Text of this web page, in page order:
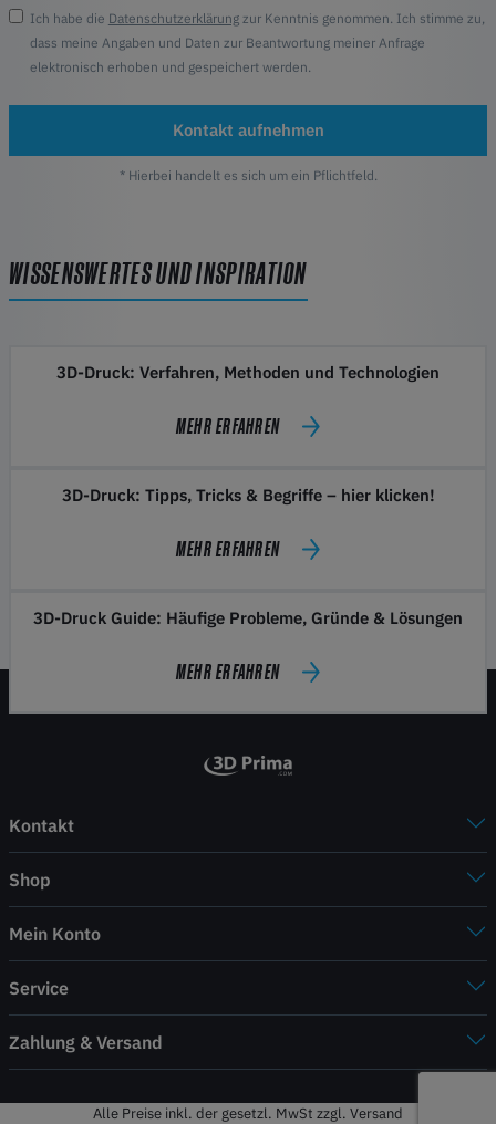
Ich habe die Datenschutzerklärungzur Kenntnis genommen. Ich stimme zu,
dass meine Angaben und Daten zur Beantwortung meiner Anfrage
elektronisch erhoben und gespeichert werden.
Kontakt aufnehmen
* Hierbei handelt es sich um ein Pflichtfeld.
WISSENSWERTES UND INSPIRATION
3D-Druck: Verfahren, Methoden und Technologien
MEHR ERFAHREN
3D-Druck: Tipps, Tricks & Begriffe – hier klicken!
MEHR ERFAHREN
3D-Druck Guide: Häufige Probleme, Gründe & Lösungen
MEHR ERFAHREN
Kontakt
Shop
Mein Konto
Service
Zahlung & Versand
Alle Preise inkl. der gesetzl. MwSt zzgl. Versand